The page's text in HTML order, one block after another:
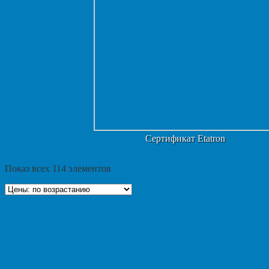
Сертификат Etatron
Показ всех 114 элементов